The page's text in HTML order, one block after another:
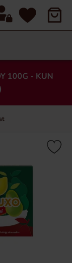
100G - KUN
×